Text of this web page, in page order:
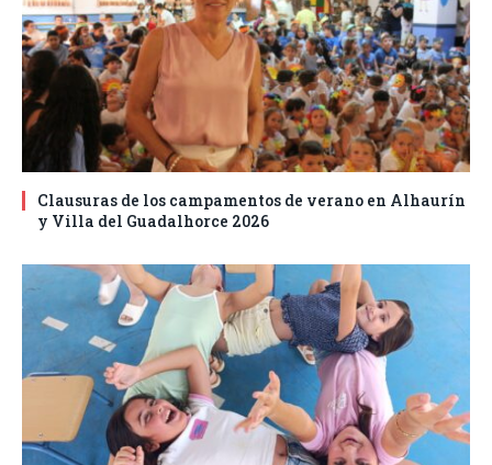
Clausuras de los campamentos de verano en Alhaurín
y Villa del Guadalhorce 2026